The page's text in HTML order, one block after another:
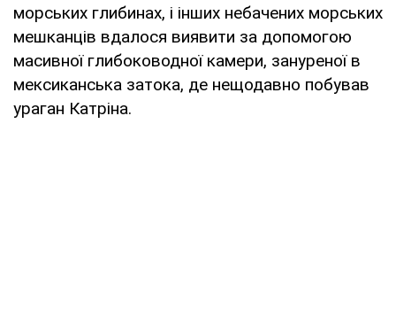
морських глибинах, і інших небачених морських
мешканців вдалося виявити за допомогою
масивної глибоководної камери, зануреної в
мексиканська затока, де нещодавно побував
ураган Катріна.